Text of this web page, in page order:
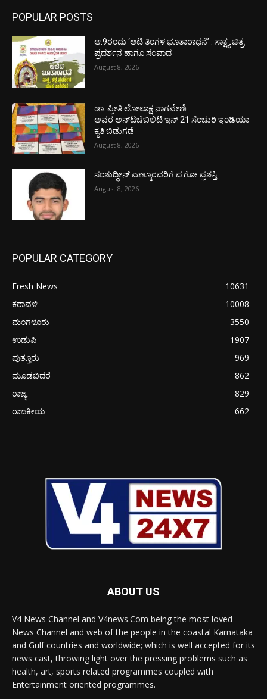
POPULAR POSTS
ಆ.9ರಂದು ‘ಆಟಿ ತಿಂಗಳ ಭೂತಾರಾಧನೆ’ : ಸಾಕ್ಷ್ಯ ಚಿತ್ರ
ಪ್ರದರ್ಶನ ಹಾಗೂ ಸಂವಾದ
August 8, 2026
ಡಾ. ಪ್ರೀತಿ ಲೋಲಾಕ್ಷ ನಾಗವೇಣಿ
ಅವರ ಅನ್‌ಟಚೆಬಿಲಿಟಿ ಇನ್ 21 ಸೆಂಚುರಿ ಇಂಡಿಯಾ
ಕೃತಿ ಬಿಡುಗಡೆ
August 8, 2026
ಸಂಶುದ್ಧೀನ್ ಎಣ್ಮೂರವರಿಗೆ ಪ.ಗೋ ಪ್ರಶಸ್ತಿ
August 8, 2026
POPULAR CATEGORY
Fresh News
10631
ಕರಾವಳಿ
10008
ಮಂಗಳೂರು
3550
ಉಡುಪಿ
1907
ಪುತ್ತೂರು
969
ಮೂಡಬಿದರೆ
862
ರಾಜ್ಯ
829
ರಾಜಕೀಯ
662
ABOUT US
V4 News Channel and V4news.Com being the most loved
News Channel and web of the people in the coastal Karnataka
and Gulf countries and worldwide; which is well accepted for its
news cast, throwing light over the pressing problems such as
health, art, sports related programmes coupled with
Entertainment oriented programmes.